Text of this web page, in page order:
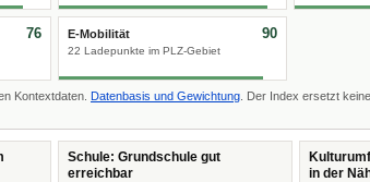
76 E-Mobilität
22 Ladepunkte im PLZ-Gebiet
90
Kontextdaten. Datenbasis und Gewichtung . Der Index ersetzt
Schule: Grundschule gut
erreichbar
in der